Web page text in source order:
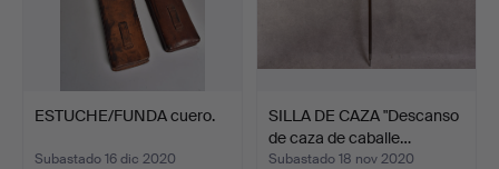
ESTUCHE/FUNDA cuero.
Subastado 16 dic 2020
SILLA DE CAZA "Descanso
de caza de caballe…
Subastado 18 nov 2020